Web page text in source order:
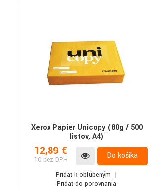
Xerox Papier Unicopy (80g / 500
listov, A4)
12,89 € Do košíka
10 bez DPH
Pridať k obľúbeným
Pridať do porovnania